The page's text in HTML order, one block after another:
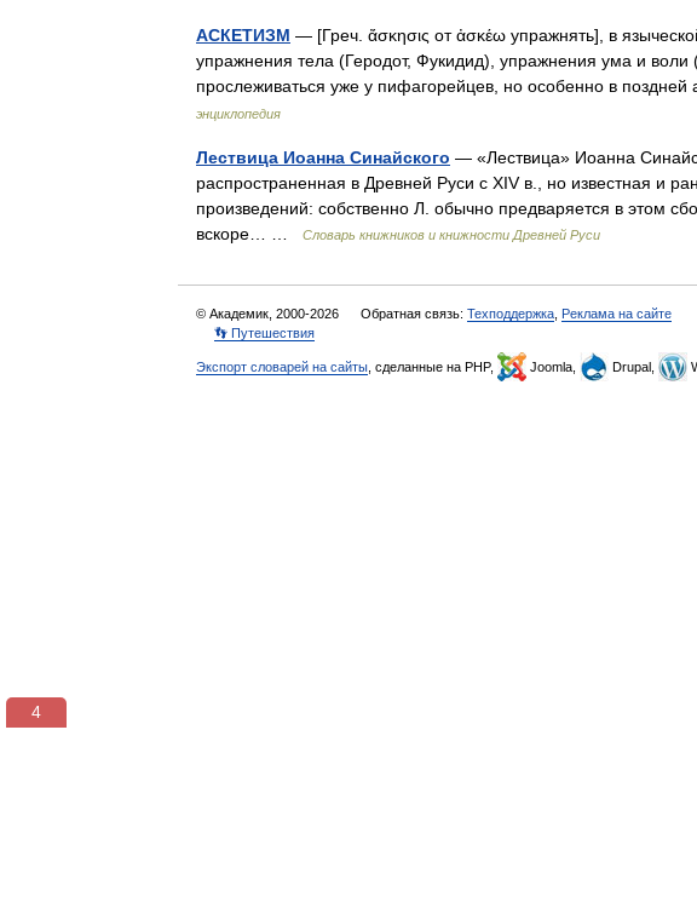
АСКЕТИЗМ — [Греч. ἄσκησις от ἀσκέω упражнять], в
упражнения тела (Геродот, Фукидид), упражнения ума и воли
прослеживаться уже у пифагорейцев, но особенно в
энциклопедия
Лествица Иоанна Синайского — «Лествица» Иоанна
распространенная в Древней Руси с XIV в., но известная и
произведений: собственно Л. обычно предваряется в этом
вскоре… …
Словарь книжников и книжности Древней Руси
© Академик, 2000-2026 Обратная связь: Техподдержка Реклама на сайте
👣 Путешествия
Экспорт словарей на сайты , сделанные на PHP, Joomla, Drupal,
3